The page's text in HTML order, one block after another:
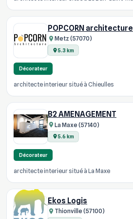
POPCORN architecture
Metz (57070)
5.3 km
Décorateur
architecte interieur situé à Chieulles
B2 AMENAGEMENT
La Maxe (57140)
5.6 km
Décorateur
architecte interieur situé à La Maxe
Ekos Logis
Thionville (57100)